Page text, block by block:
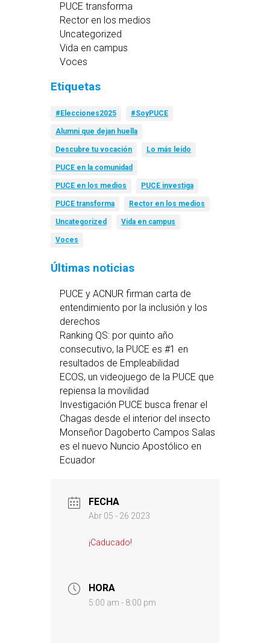
PUCE transforma
Rector en los medios
Uncategorized
Vida en campus
Voces
Etiquetas
#Elecciones2025 #SoyPUCE
Alumni que dejan huella
Descubre tu vocación Lo más leído
PUCE en la comunidad
PUCE en los medios PUCE investiga
PUCE transforma Rector en los medios
Uncategorized Vida en campus
Voces
Últimas noticias
PUCE y ACNUR firman carta de
entendimiento por la inclusión y los
derechos
Ranking QS: por quinto año
consecutivo, la PUCE es #1 en
resultados de Empleabilidad
ECOS, un videojuego de la PUCE que
repiensa la movilidad
Investigación PUCE busca frenar el
Chagas desde el interior del insecto
Monseñor Dagoberto Campos Salas
es el nuevo Nuncio Apostólico en
Ecuador
FECHA
Abr 05 - 26 2023
¡Caducado!
HORA
5:00 am - 8:00 pm